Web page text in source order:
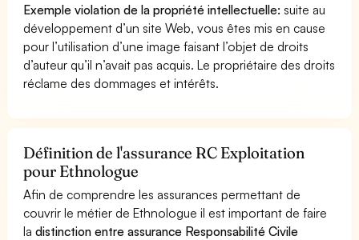
Exemple violation de la propriété intellectuelle: suite au
développement d’un site Web, vous êtes mis en cause
pour l’utilisation d’une image faisant l’objet de droits
d’auteur qu’il n’avait pas acquis. Le propriétaire des droits
réclame des dommages et intérêts.
Définition de l'assurance RC Exploitation
pour Ethnologue
Afin de comprendre les assurances permettant de
couvrir le métier de Ethnologue il est important de faire
ladistinction entre assurance Responsabilité Civile